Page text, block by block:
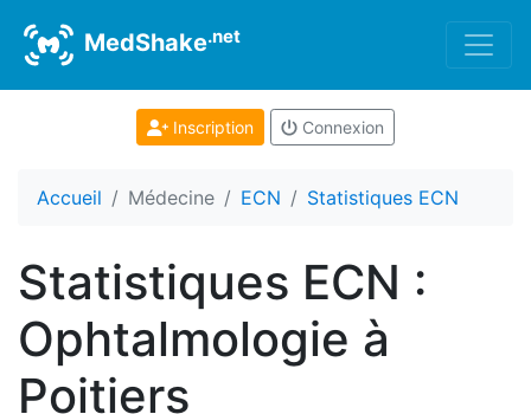
MedShake.net
Inscription Connexion
Accueil Médecine ECN Statistiques ECN
Statistiques ECN :
Ophtalmologie à
Poitiers